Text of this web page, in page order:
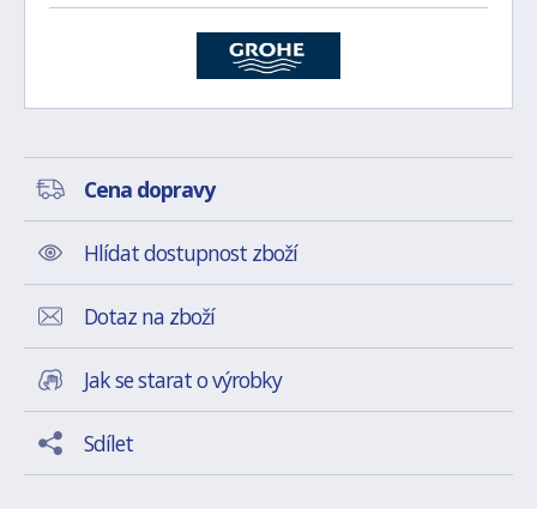
Cena dopravy
Hlídat dostupnost zboží
Dotaz na zboží
Jak se starat o výrobky
Sdílet